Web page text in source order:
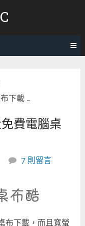
下載 …
費電腦桌
7 則留言
布下載，而且寬螢